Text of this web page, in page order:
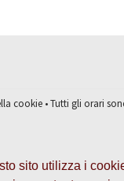
sito utilizza i
cookie• Tutti gli orari